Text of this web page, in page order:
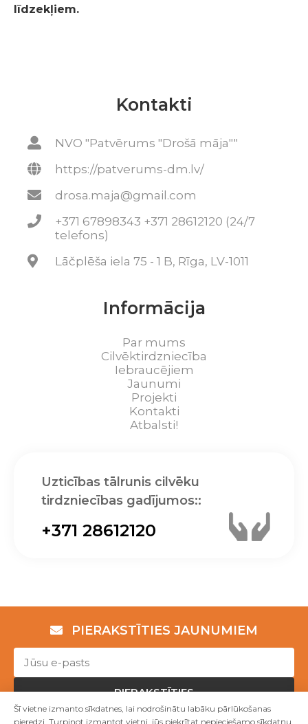
līdzekļiem.
Kontakti
NVO "Patvērums "Drošā māja""
https://patverums-dm.lv/
drosa.maja@gmail.com
+371 67898343 +371 28612120 (24/7
telefons)
Lāčplēša iela 75 - 1 B, Rīga, LV-1011
Informācija
Par mums
Cilvēktirdzniecība
Iebraucējiem
Jaunumi
Projekti
Kontakti
Atbalsti!
Uzticības tālrunis cilvēku
tirdzniecības gadījumos::
+371 28612120
PIERAKSTĪTIES JAUNUMIEM
PIERAKSTĪTIES
Šī vietne izmanto sīkdatnes, lai nodrošinātu labāku pārlūkošanas
pieredzi. Turpinot izmantot vietni, jūs piekrītat nepieciešamo sīkdatņu